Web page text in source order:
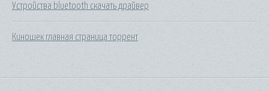
Устройства bluetooth скачать драйвер
Киношек главная страница торрент